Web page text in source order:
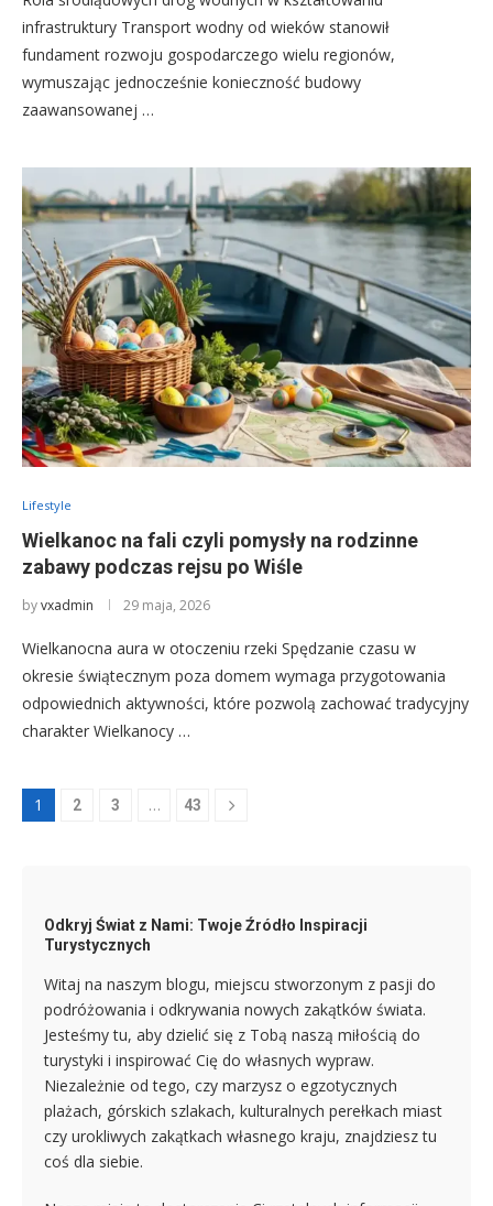
infrastruktury Transport wodny od wieków stanowił
fundament rozwoju gospodarczego wielu regionów,
wymuszając jednocześnie konieczność budowy
zaawansowanej …
Lifestyle
Wielkanoc na fali czyli pomysły na rodzinne
zabawy podczas rejsu po Wiśle
byvxadmin 29 maja, 2026
Wielkanocna aura w otoczeniu rzeki Spędzanie czasu w
okresie świątecznym poza domem wymaga przygotowania
odpowiednich aktywności, które pozwolą zachować tradycyjny
charakter Wielkanocy …
1 2 3 … 43
Odkryj Świat z Nami: Twoje Źródło Inspiracji
Turystycznych
Witaj na naszym blogu, miejscu stworzonym z pasji do
podróżowania i odkrywania nowych zakątków świata.
Jesteśmy tu, aby dzielić się z Tobą naszą miłością do
turystyki i inspirować Cię do własnych wypraw.
Niezależnie od tego, czy marzysz o egzotycznych
plażach, górskich szlakach, kulturalnych perełkach miast
czy urokliwych zakątkach własnego kraju, znajdziesz tu
coś dla siebie.